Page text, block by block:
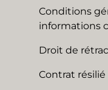
Conditions
informations
Droit de
Contrat résilié